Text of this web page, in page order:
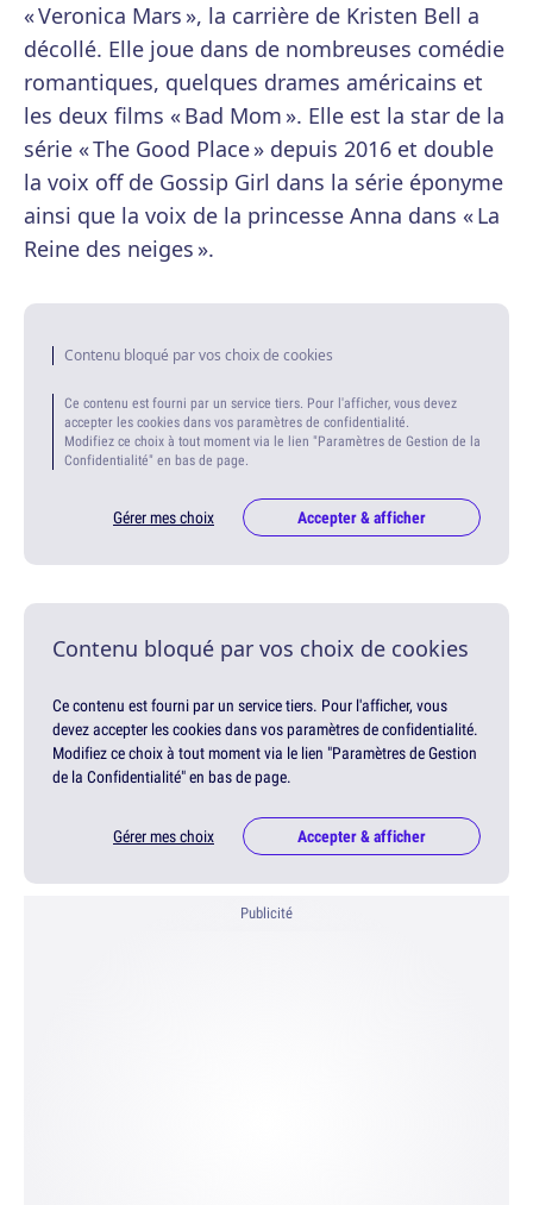
« Veronica Mars », la carrière de Kristen Bell a
décollé. Elle joue dans de nombreuses comédie
romantiques, quelques drames américains et
les deux films « Bad Mom ». Elle est la star de la
série « The Good Place » depuis 2016 et double
la voix off de Gossip Girl dans la série éponyme
ainsi que la voix de la princesse Anna dans « La
Reine des neiges ».
Contenu bloqué par vos choix de cookies
Ce contenu est fourni par un service tiers. Pour l'afficher, vous devez
accepter les cookies dans vos paramètres de confidentialité.
Modifiez ce choix à tout moment via le lien "Paramètres de Gestion de la
Confidentialité" en bas de page.
Gérer mes choix Accepter & afficher
Contenu bloqué par vos choix de cookies
Ce contenu est fourni par un service tiers. Pour l'afficher, vous
devez accepter les cookies dans vos paramètres de confidentialité.
Modifiez ce choix à tout moment via le lien "Paramètres de Gestion
de la Confidentialité" en bas de page.
Gérer mes choix Accepter & afficher
Publicité